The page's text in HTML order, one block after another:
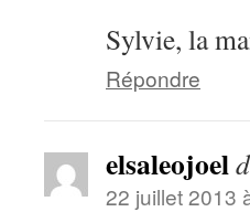
Sylvie, la
Répondre
elsaleojoel
22 juillet 2013